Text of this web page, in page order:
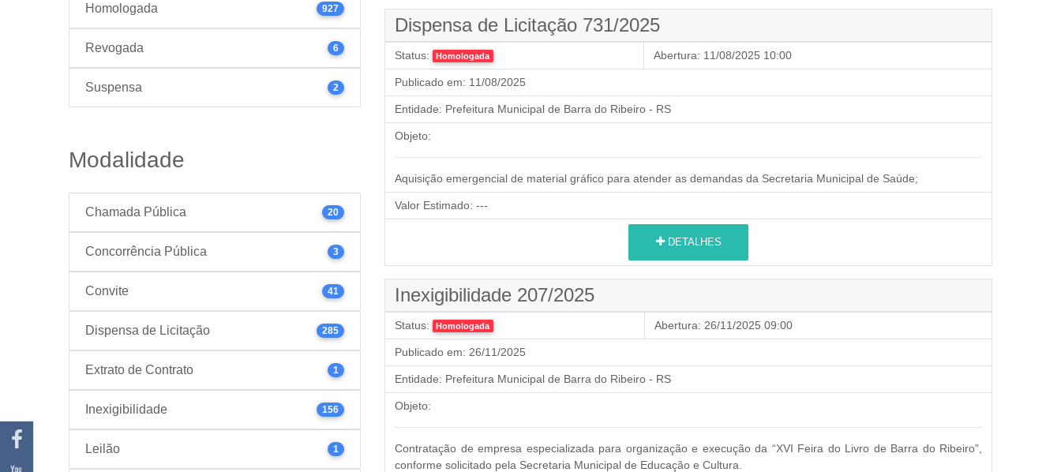
Homologada 927
Revogada 6
Suspensa 2
Modalidade
Chamada Pública 20
Concorrência Pública 3
Convite 41
Dispensa de Licitação 285
Extrato de Contrato 1
Inexigibilidade 156
Leilão 1
Dispensa de Licitação 731/2025
Status: Homologada Abertura: 11/08/2025 10:00
Publicado em: 11/08/2025
Entidade: Prefeitura Municipal de Barra do Ribeiro - RS
Objeto:
Aquisição emergencial de material gráfico para atender as demandas da Secretaria Municipal de Saúde;
Valor Estimado: ---
DETALHES
Inexigibilidade 207/2025
Status: Homologada Abertura: 26/11/2025 09:00
Publicado em: 26/11/2025
Entidade: Prefeitura Municipal de Barra do Ribeiro - RS
Objeto:
Contratação de empresa especializada para organização e execução da “XVI Feira do Livro de Barra do Ribeiro”,
conforme solicitado pela Secretaria Municipal de Educação e Cultura.